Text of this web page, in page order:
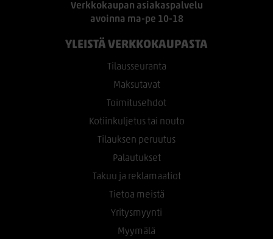
Verkkokaupan asiakaspalvelu
avoinna ma-pe 10-18
YLEISTÄ VERKKOKAUPASTA
Tilausseuranta
Maksutavat
Toimitusehdot
Kotiinkuljetus tai nouto
Tilauksen peruutus
Palautukset
Takuu ja reklamaatiot
Tietoa meistä
Yritysmyynti
Myymälä